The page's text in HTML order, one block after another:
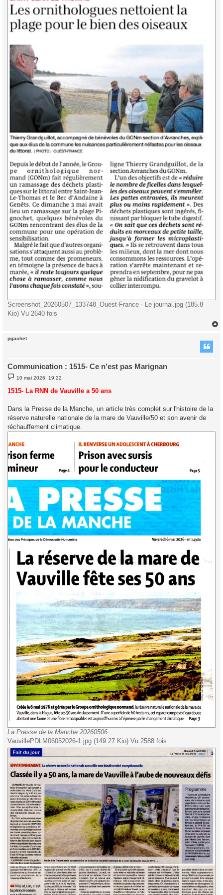
Screenshot_20260507_133748_Ouest-France - Le journal.jpg (185.8
Kio) Vu 2640 fois
pgachet
Communication : 1515- Ce n'est pas Marignan
M
e
s
s
e
10 mai 2026, 19:22
1515- La RNN de Vauville a 50 ans
Dans la Presse de la Manche, un article très complet sur l'histoire de la
réserve naturelle nationale de la mare de Vauville/50 et son avenir de
réchauffement climatique.
La Presse de la Manche 20260506
VauvillePDLM06052026-1.jpg (149.27 Kio) Vu 2588 fois